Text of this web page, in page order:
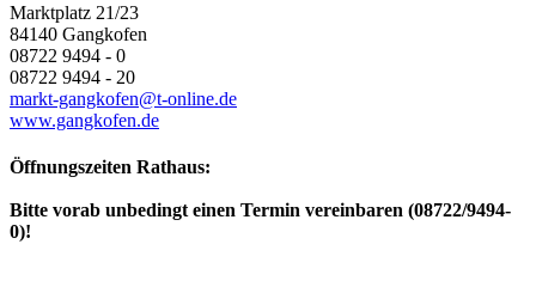
Marktplatz 21/23
84140 Gangkofen
08722 9494 - 0
08722 9494 - 20
markt-gangkofen@t-online.de
www.gangkofen.de
Öffnungszeiten Rathaus:
Bitte vorab unbedingt einen Termin vereinbaren (08722/9494-
0)!